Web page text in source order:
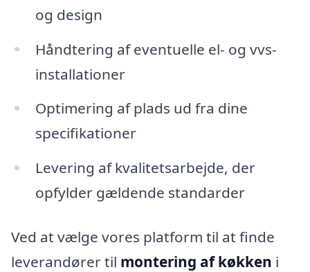
og design
Håndtering af eventuelle el- og vvs-
installationer
Optimering af plads ud fra dine
specifikationer
Levering af kvalitetsarbejde, der
opfylder gældende standarder
Ved at vælge vores platform til at finde
leverandører til montering af køkken i